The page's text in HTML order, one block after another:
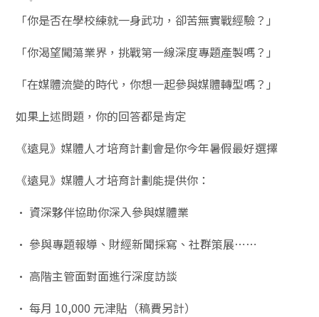
「你是否在學校練就一身武功，卻苦無實戰經驗？」
「你渴望闖蕩業界，挑戰第一線深度專題產製嗎？」
「在媒體流變的時代，你想一起參與媒體轉型嗎？」
如果上述問題，你的回答都是肯定
《遠見》媒體人才培育計劃會是你今年暑假最好選擇
《遠見》媒體人才培育計劃能提供你：
• 資深夥伴協助你深入參與媒體業
• 參與專題報導、財經新聞採寫、社群策展⋯⋯
• 高階主管面對面進行深度訪談
• 每月 10,000 元津貼（稿費另計）